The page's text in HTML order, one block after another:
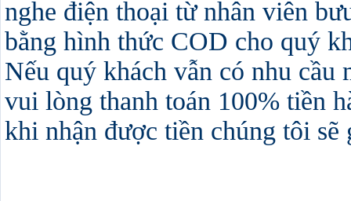
nghe điện thoại từ nhân viên
bằng hình thức COD cho quý
Nếu quý khách vẫn có nhu cầu
vui lòng thanh toán 100% tiền
khi nhận được tiền chúng tôi sẽ